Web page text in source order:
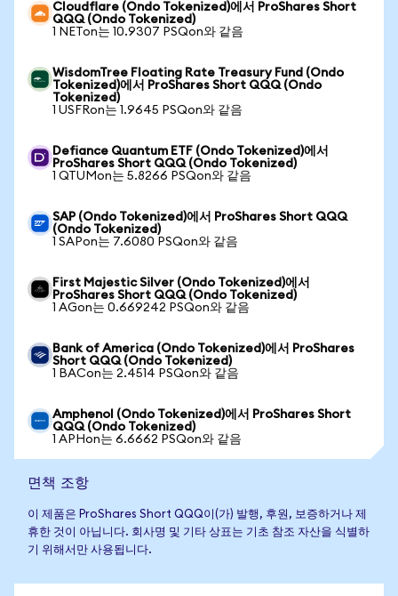
Cloudflare (Ondo Tokenized)에서 ProShares Short
QQQ (Ondo Tokenized)
1 NETon는 10.9307 PSQon와 같음
WisdomTree Floating Rate Treasury Fund (Ondo
Tokenized)에서 ProShares Short QQQ (Ondo
Tokenized)
1 USFRon는 1.9645 PSQon와 같음
Defiance Quantum ETF (Ondo Tokenized)에서
ProShares Short QQQ (Ondo Tokenized)
1 QTUMon는 5.8266 PSQon와 같음
SAP (Ondo Tokenized)에서 ProShares Short QQQ
(Ondo Tokenized)
1 SAPon는 7.6080 PSQon와 같음
First Majestic Silver (Ondo Tokenized)에서
ProShares Short QQQ (Ondo Tokenized)
1 AGon는 0.669242 PSQon와 같음
Bank of America (Ondo Tokenized)에서 ProShares
Short QQQ (Ondo Tokenized)
1 BACon는 2.4514 PSQon와 같음
Amphenol (Ondo Tokenized)에서 ProShares Short
QQQ (Ondo Tokenized)
1 APHon는 6.6662 PSQon와 같음
면책 조항
이 제품은 ProShares Short QQQ이(가) 발행, 후원, 보증하거나 제
휴한 것이 아닙니다. 회사명 및 기타 상표는 기초 참조 자산을 식별하
기 위해서만 사용됩니다.